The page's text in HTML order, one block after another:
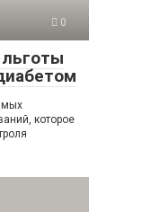
0
которое